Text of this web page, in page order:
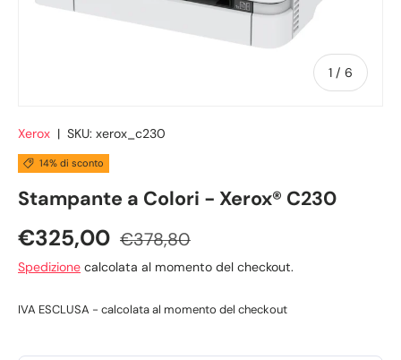
1 / di
6
Xerox | SKU: xerox_c230
14% di sconto
Stampante a Colori - Xerox® C230
€325,00 €378,80
Spedizione calcolata al momento del checkout.
IVA ESCLUSA - calcolata al momento del checkout